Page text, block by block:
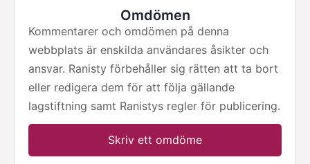
Omdömen
Kommentarer och omdömen på denna
webbplats är enskilda användares åsikter och
ansvar. Ranisty förbehåller sig rätten att ta bort
eller redigera dem för att följa gällande
lagstiftning samt Ranistys regler för publicering.
Skriv ett omdöme